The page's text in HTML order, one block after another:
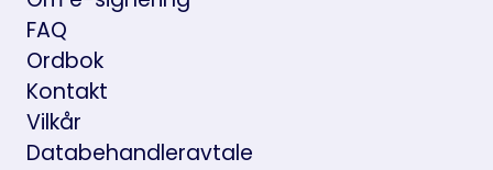
FAQ
Ordbok
Kontakt
Vilkår
Databehandleravtale